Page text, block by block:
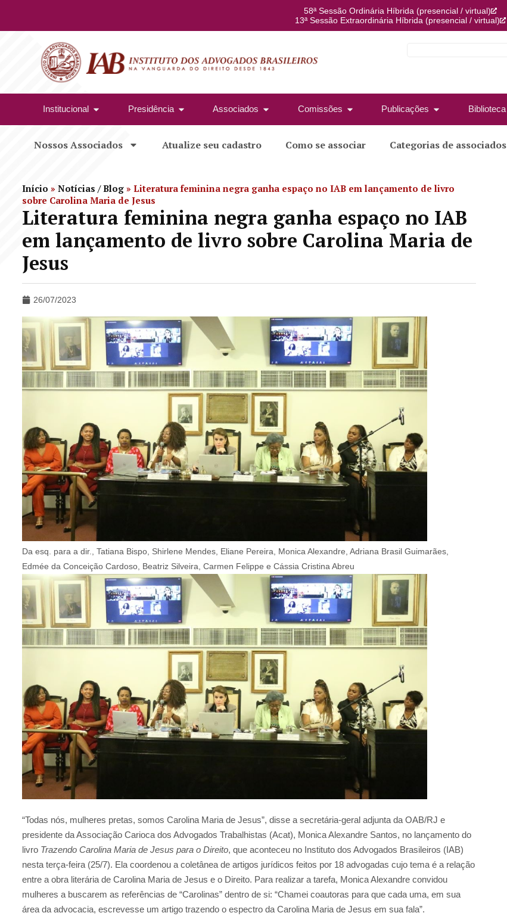
58ª Sessão Ordinária Híbrida (presencial / virtual)
13ª Sessão Extraordinária Híbrida (presencial / virtual)
Institucional Presidência Associados Comissões Publicações Biblioteca
Nossos Associados Atualize seu cadastro Como se associar Categorias de associados
Início » Notícias / Blog » Literatura feminina negra ganha espaço no IAB em lançamento de livro
sobre Carolina Maria de Jesus
Literatura feminina negra ganha espaço no IAB
em lançamento de livro sobre Carolina Maria de
Jesus
26/07/2023
Da esq. para a dir., Tatiana Bispo, Shirlene Mendes, Eliane Pereira, Monica Alexandre, Adriana Brasil Guimarães,
Edmée da Conceição Cardoso, Beatriz Silveira, Carmen Felippe e Cássia Cristina Abreu
“Todas nós, mulheres pretas, somos Carolina Maria de Jesus”, disse a secretária-geral adjunta da OAB/RJ e
presidente da Associação Carioca dos Advogados Trabalhistas (Acat), Monica Alexandre Santos, no lançamento do
livro Trazendo Carolina Maria de Jesus para o Direito, que aconteceu no Instituto dos Advogados Brasileiros (IAB)
nesta terça-feira (25/7). Ela coordenou a coletânea de artigos jurídicos feitos por 18 advogadas cujo tema é a relação
entre a obra literária de Carolina Maria de Jesus e o Direito. Para realizar a tarefa, Monica Alexandre convidou
mulheres a buscarem as referências de “Carolinas” dentro de si: “Chamei coautoras para que cada uma, em sua
área da advocacia, escrevesse um artigo trazendo o espectro da Carolina Maria de Jesus em sua fala”.